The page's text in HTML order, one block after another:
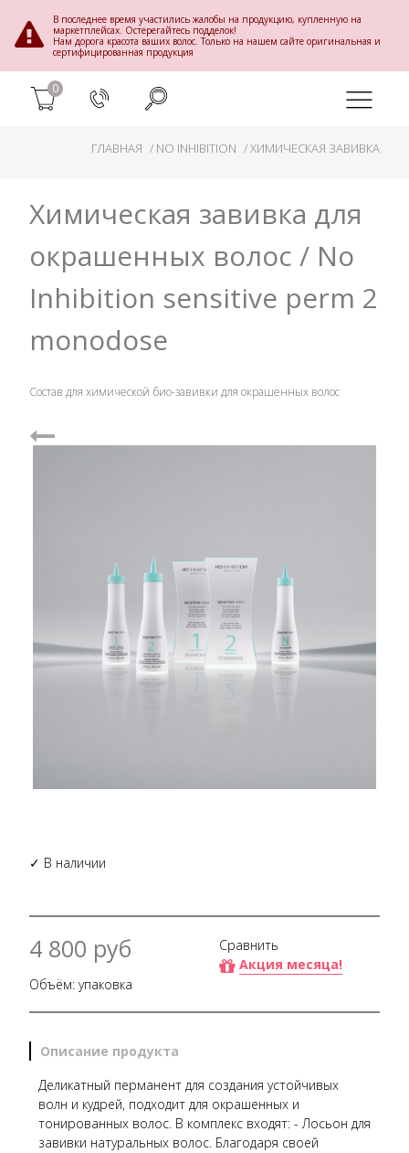
В последнее время участились жалобы на продукцию, купленную на
маркетплейсах. Остерегайтесь подделок!
Нам дорога красота ваших волос. Только на нашем сайте оригинальная и
сертифицированная продукция
0
ГЛАВНАЯ NO INHIBITION ХИМИЧЕСКАЯ ЗАВИВКА
Химическая завивка для
окрашенных волос / Nо
Inhibition sensitive perm 2
monodose
Состав для химической био-завивки для окрашенных волос
✓ В наличии
4 800 руб
Объём: упаковка
Сравнить
Акция месяца!
Описание продукта
Деликатный перманент для создания устойчивых
волн и кудрей, подходит для окрашенных и
тонированных волос. В комплекс входят: - Лосьон для
завивки натуральных волос. Благодаря своей